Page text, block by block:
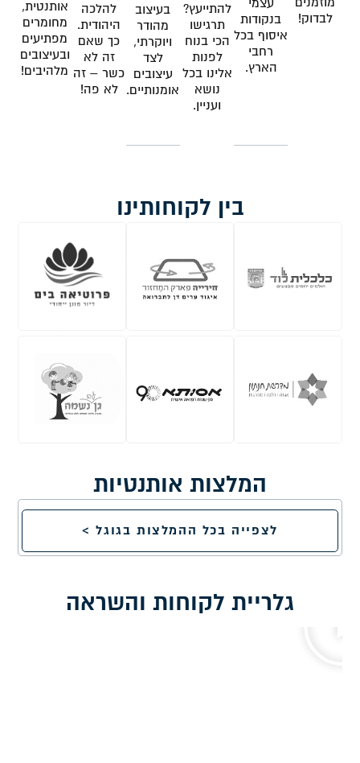
לבדוק!
בנקודות
איסוף בכל
רחבי
הארץ.
להתייעץ?
תרגישו
הכי בנוח
לפנות
אלינו בכל
נושא
ועניין.
בעיצוב
מהודר
ויוקרתי,
לצד
עיצובים
אומנותיים.
להלכה
היהודית.
כך שאם
זה לא
כשר – זה
לא פה!
אותנטית,
מחומרים
מפתיעים
ובעיצובים
מלהיבים!
בין לקוחותינו
המלצות אותנטיות
לצפייה בכל ההמלצות בגוגל >
גלריית לקוחות והשראה